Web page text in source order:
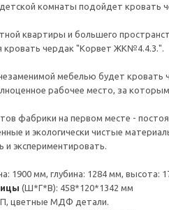
комнаты подойдет кровать
квартиры и большего
кровать чердак "Корвет ЖК№4.4.3.".
мебелью будет кровать
рабочее место, за
фабрики на первом месте -
и экологически чистые
и экспериментировать.
1900 мм, глубина: 1284 мм, высота:
(Ш*Г*В): 458*120*1342 мм
цветные МДФ детали.